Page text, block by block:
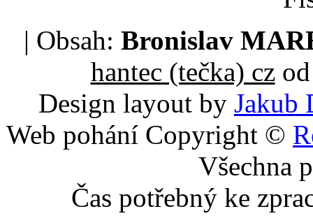
| Obsah: Bronislav
hantec (tečka) czod
Design layout by Jakub
Web pohání Copyright ©
Všechna
Čas potřebný ke